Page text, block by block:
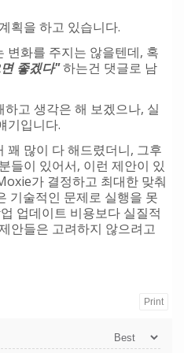
획을 하고 있습니다.
변화를 주지는 않을텐데, 혹
좋겠다"하는건 댓글로 남
하고 생각은 해 보겠으나, 실
기입니다.
꽤 많이 다 해드렸더니, 그후
들이 있어서, 이런 제안이 있
가 결정하고 최대한 맞춰
기술적인 문제로 실행을 못
업데이트 비용보다 실질적
안들은 고려하지 않으려고
Print